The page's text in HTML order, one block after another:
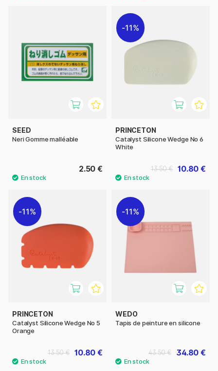
SEED
Neri Gomme malléable
2.50 €
11%
PRINCETON
Catalyst Silicone Wedge No 6
White
10.80 €
13.50 €
11%
PRINCETON
Catalyst Silicone Wedge No 5
Orange
10.80 €
13.50 €
11%
WEDO
Tapis de peinture en silicone
34.80 €
43.50 €